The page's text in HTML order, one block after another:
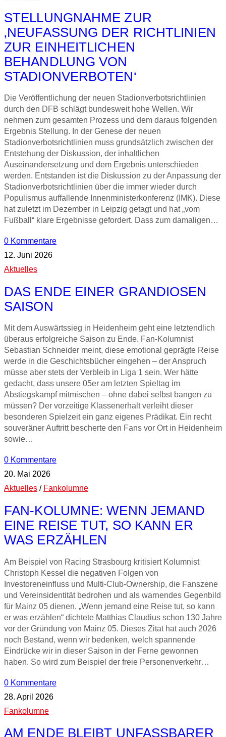
STELLUNGNAHME ZUR
‚NEUFASSUNG DER RICHTLINIEN
ZUR EINHEITLICHEN
BEHANDLUNG VON
STADIONVERBOTEN‘
Die Veröffentlichung der neuen Stadionverbotsrichtlinien
durch den DFB schlägt bundesweit hohe Wellen. Wir
nehmen zum gesamten Prozess und dem daraus folgenden
Ergebnis Stellung. In der Genese der neuen
Stadionverbotsrichtlinien muss grundsätzlich zwischen der
Entstehung der Diskussion, der inhaltlichen
Auseinandersetzung und dem Ergebnis unterschieden
werden. Entstanden ist die Diskussion zu der Anpassung der
Stadionverbotsrichtlinien über die immer wieder durch
Populismus auffallende Innenministerkonferenz (IMK). Diese
hat zuletzt im Dezember in Leipzig getagt und hat „vom
Fußball“ klare Ergebnisse gefordert. Dass zum damaligen…
0 Kommentare
12. Juni 2026
Aktuelles
DAS ENDE EINER GRANDIOSEN
SAISON
Mit dem Auswärtssieg in Heidenheim geht eine letztendlich
überaus erfolgreiche Saison zu Ende. Fan-Kolumnist
Sebastian Schneider meint, diese emotional geprägte Reise
werde in die Geschichtsbücher eingehen – der Anspruch
müsse aber stets der Verbleib in Liga 1 sein. Wer hätte
gedacht, dass unsere 05er am letzten Spieltag im
Abstiegskampf mitmischen – ohne dabei selbst bangen zu
müssen? Der vorzeitige Klassenerhalt verleiht dieser
besonderen Spielzeit ein ganz eigenes Prädikat. Ein recht
souveräner Auftritt bescherte den Fans vor Ort in Heidenheim
sowie…
0 Kommentare
20. Mai 2026
Aktuelles / Fankolumne
FAN-KOLUMNE: WENN JEMAND
EINE REISE TUT, SO KANN ER
WAS ERZÄHLEN
Am Beispiel von Racing Strasbourg kritisiert Kolumnist
Christoph Kessel die negativen Folgen von
Investoreneinfluss und Multi-Club-Ownership, die Fanszene
und Vereinsidentität bedrohen und als warnendes Gegenbild
für Mainz 05 dienen. „Wenn jemand eine Reise tut, so kann
er was erzählen“ dichtete Matthias Claudius schon 130 Jahre
vor der Gründung von Mainz 05. Dieses Zitat hat auch 2026
noch Bestand, wenn wir bedenken, welch spannende
Eindrücke wir in dieser Saison in der Ferne gewonnen
haben. So wird zum Beispiel der freie Personenverkehr…
0 Kommentare
28. April 2026
Fankolumne
AM ENDE BLEIBT UNFASSBARER